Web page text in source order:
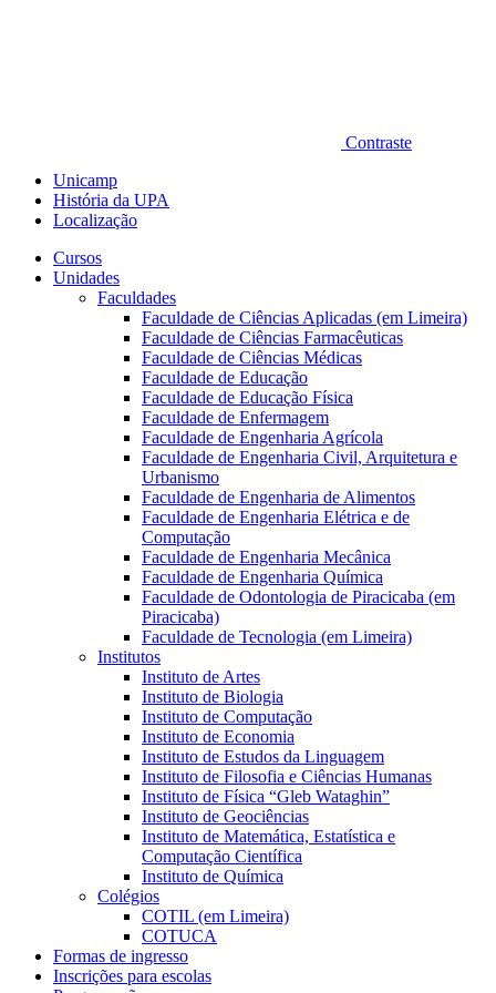
Contraste
Unicamp
História da UPA
Localização
Cursos
Unidades
Faculdades
Faculdade de Ciências Aplicadas (em Limeira)
Faculdade de Ciências Farmacêuticas
Faculdade de Ciências Médicas
Faculdade de Educação
Faculdade de Educação Física
Faculdade de Enfermagem
Faculdade de Engenharia Agrícola
Faculdade de Engenharia Civil, Arquitetura e
Urbanismo
Faculdade de Engenharia de Alimentos
Faculdade de Engenharia Elétrica e de
Computação
Faculdade de Engenharia Mecânica
Faculdade de Engenharia Química
Faculdade de Odontologia de Piracicaba (em
Piracicaba)
Faculdade de Tecnologia (em Limeira)
Institutos
Instituto de Artes
Instituto de Biologia
Instituto de Computação
Instituto de Economia
Instituto de Estudos da Linguagem
Instituto de Filosofia e Ciências Humanas
Instituto de Física “Gleb Wataghin”
Instituto de Geociências
Instituto de Matemática, Estatística e
Computação Científica
Instituto de Química
Colégios
COTIL (em Limeira)
COTUCA
Formas de ingresso
Inscrições para escolas